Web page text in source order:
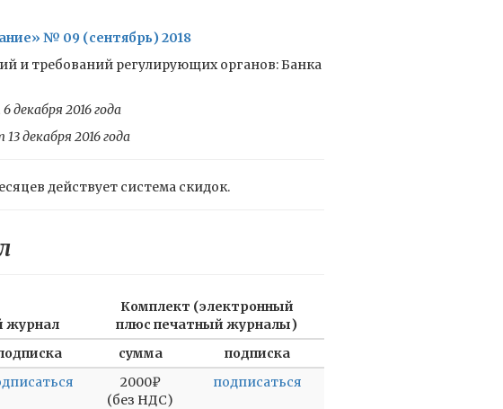
№ 09 (сентябрь) 2018
и требований регулирующих органов: Банка
2016 года
декабря 2016 года
действует система скидок.
журнал
Комплект (электронный
плюс печатный журналы)
сумма
подписка
2000₽
(без НДС)
подписаться